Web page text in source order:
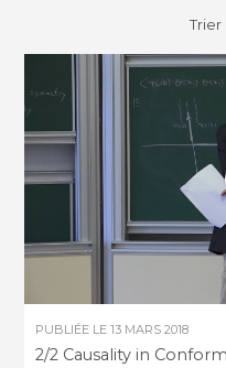
Trier
PUBLIÉE LE13 MARS 2018
2/2 Causality in